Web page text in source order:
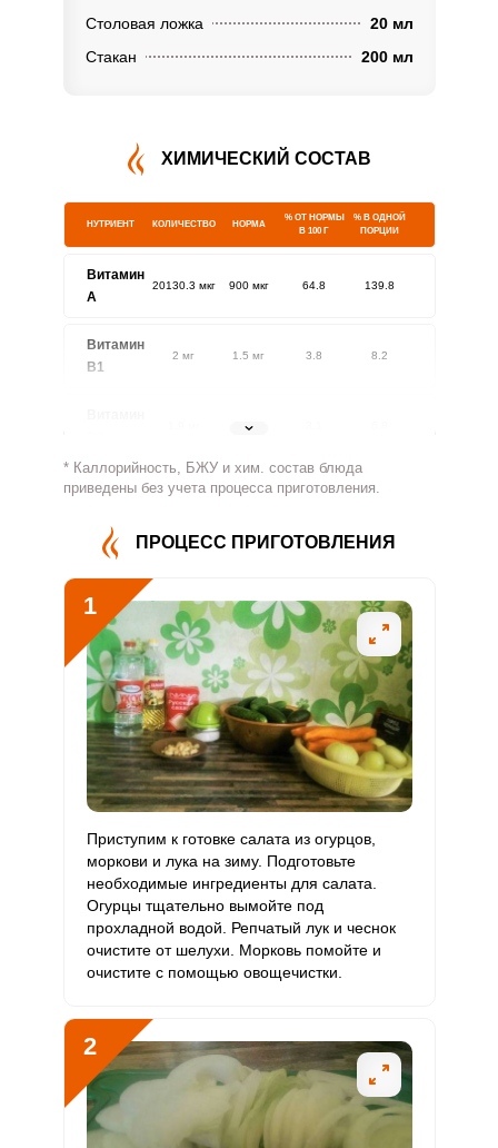
Столовая ложка
20 мл
Стакан
200 мл
ХИМИЧЕСКИЙ СОСТАВ
НУТРИЕНТ КОЛИЧЕСТВО НОРМА
% ОТ НОРМЫ
В 100 Г
% В ОДНОЙ
ПОРЦИИ
Витамин
A
20130.3 мкг 900 мкг 64.8 139.8
Витамин
В1
2 мг 1.5 мг 3.8 8.2
1.8 мг
Витамин
233.3 мг 500 мг 1.4 2.9
Витамин
В5
Витамин
В6
4.3 мг 2 мг 6.2 13.3
Витамин
В9
237.3 мкг 400 мкг 1.7 3.7
Витамин
В12
0 3 мкг 0 0
Витамин
С
261 мкг 90 мкг 8.4 18.1
Витамин
D
0
Витамин
Биотин 24 мг 50 мг 1.4 3
Витамин
К
120 мкг 17
* Каллорийность, БЖУ и хим. состав блюда
приведены без учета процесса приготовления.
ПРОЦЕСС ПРИГОТОВЛЕНИЯ
1
Приступим к готовке салата из огурцов,
моркови и лука на зиму. Подготовьте
необходимые ингредиенты для салата.
Огурцы тщательно вымойте под
прохладной водой. Репчатый лук и чеснок
очистите от шелухи. Морковь помойте и
очистите с помощью овощечистки.
2